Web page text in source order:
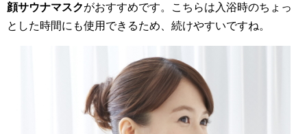
顔サウナマスクがおすすめです。こちらは入浴時のちょっ
とした時間にも使用できるため、続けやすいですね。